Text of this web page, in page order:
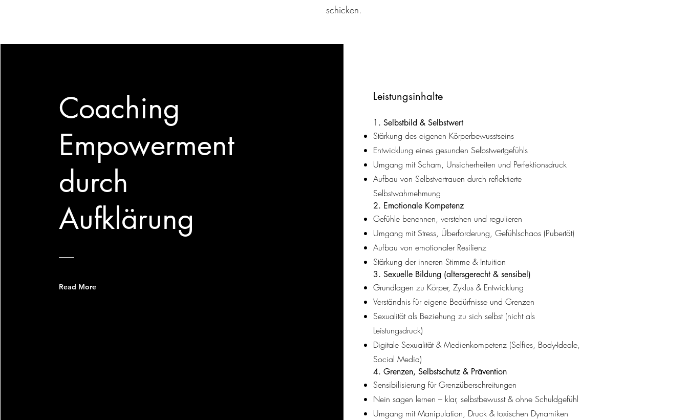
schicken.
Coaching
Empowerment
durch
Aufklärung
Read More
Leistungsinhalte
1. Selbstbild & Selbstwert
Stärkung des eigenen Körperbewusstseins
Entwicklung eines gesunden Selbstwertgefühls
Umgang mit Scham, Unsicherheiten und Perfektionsdruck
Aufbau von Selbstvertrauen durch reflektierte
Selbstwahrnehmung
2. Emotionale Kompetenz
Gefühle benennen, verstehen und regulieren
Umgang mit Stress, Überforderung, Gefühlschaos (Pubertät)
Aufbau von emotionaler Resilienz
Stärkung der inneren Stimme & Intuition
3. Sexuelle Bildung (altersgerecht & sensibel)
Grundlagen zu Körper, Zyklus & Entwicklung
Verständnis für eigene Bedürfnisse und Grenzen
Sexualität als Beziehung zu sich selbst (nicht als
Leistungsdruck)
Digitale Sexualität & Medienkompetenz (Selfies, Body-Ideale,
Social Media)
4. Grenzen, Selbstschutz & Prävention
Sensibilisierung für Grenzüberschreitungen
Nein sagen lernen – klar, selbstbewusst & ohne Schuldgefühl
Umgang mit Manipulation, Druck & toxischen Dynamiken